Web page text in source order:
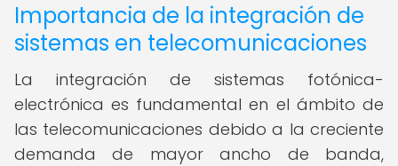
Importancia de la integración de
sistemas en telecomunicaciones
La integración de sistemas fotónica-
electrónica es fundamental en el ámbito de
las telecomunicaciones debido a la creciente
demanda de mayor ancho de banda,